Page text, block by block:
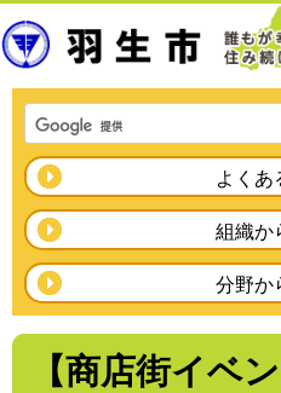
よくあ
組織か
分野か
【商店街イベ